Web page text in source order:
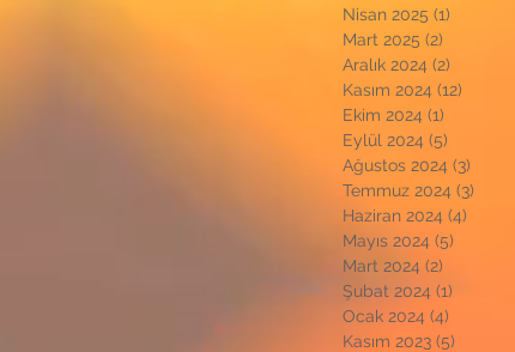
Nisan 2025 (1)
Mart 2025 (2)
Aralık 2024 (2)
Kasım 2024 (12)
Ekim 2024 (1)
Eylül 2024 (5)
Ağustos 2024 (3)
Temmuz 2024 (3)
Haziran 2024 (4)
Mayıs 2024 (5)
Mart 2024 (2)
Şubat 2024 (1)
Ocak 2024 (4)
Kasım 2023 (5)